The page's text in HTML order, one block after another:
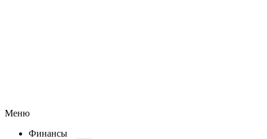
Меню
Финансы